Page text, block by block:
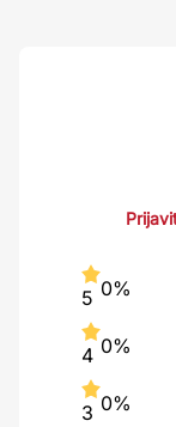
5 0%
4 0%
3 0%